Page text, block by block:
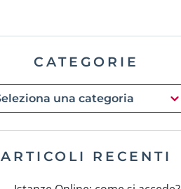
CATEGORIE
ARTICOLI RECENTI